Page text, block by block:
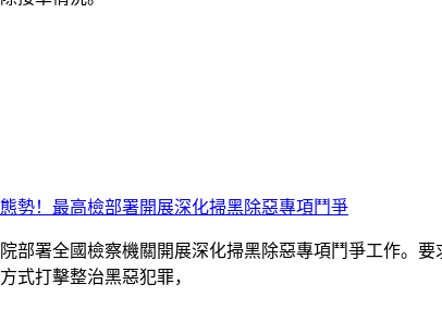
勢！最高檢部署開展深化掃黑除惡專項鬥爭
部署全國檢察機關開展深化掃黑除惡專項鬥爭工作。
式打擊整治黑惡犯罪，